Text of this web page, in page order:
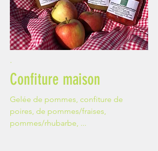
.
Confiture maison
Gelée de pommes, confiture de
poires, de pommes/fraises,
pommes/rhubarbe, ...